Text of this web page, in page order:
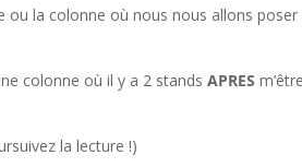
ou la colonne où nous nous allons poser
colonne où il y a 2 standsAPRES m’être
la lecture !)